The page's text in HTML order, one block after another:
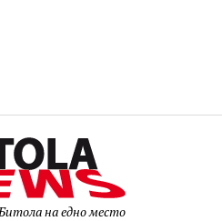
на едно место